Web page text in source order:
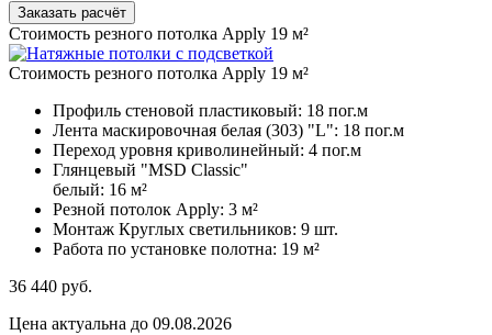
Заказать расчёт
Стоимость резного потолка Apply 19 м²
Стоимость резного потолка Apply 19 м²
Профиль стеновой пластиковый: 18 пог.м
Лента маскировочная белая (303) "L": 18 пог.м
Переход уровня криволинейный: 4 пог.м
Глянцевый "MSD Classic"
белый: 16 м²
Резной потолок Apply: 3 м²
Монтаж Круглых светильников: 9 шт.
Работа по установке полотна: 19 м²
36 440 руб.
Цена актуальна до 09.08.2026